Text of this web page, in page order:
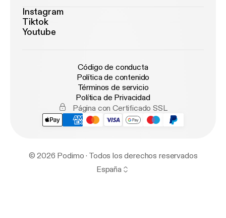
Instagram
Tiktok
Youtube
Código de conducta
Política de contenido
Términos de servicio
Política de Privacidad
Página con Certificado SSL
© 2026 Podimo · Todos los derechos reservados
España